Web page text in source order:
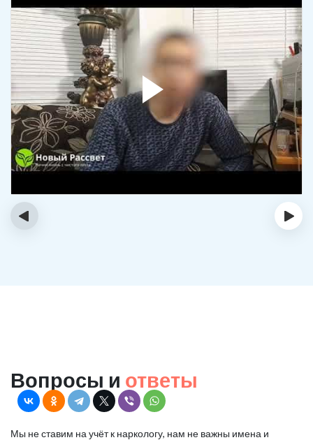
‹ ›
Вопросы и ответы
Мы не ставим на учёт к наркологу, нам не важны имена и